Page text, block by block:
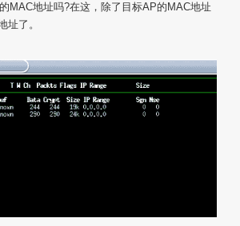
MAC地址吗?在这，除了目标AP的MAC地址
址了。